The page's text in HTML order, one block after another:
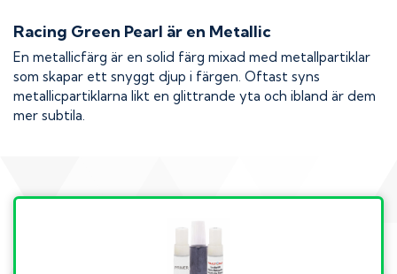
Racing Green Pearl är en Metallic
En metallicfärg är en solid färg mixad med metallpartiklar
som skapar ett snyggt djup i färgen. Oftast syns
metallicpartiklarna likt en glittrande yta och ibland är dem
mer subtila.